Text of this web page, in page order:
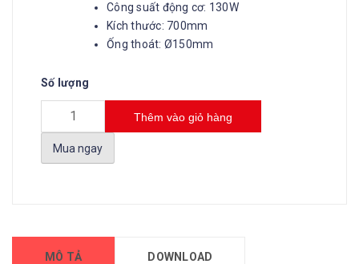
Công suất động cơ: 130W
Kích thước: 700mm
Ống thoát: Ø150mm
Số lượng
Thêm vào giỏ hàng
Mua ngay
MÔ TẢ DOWNLOAD